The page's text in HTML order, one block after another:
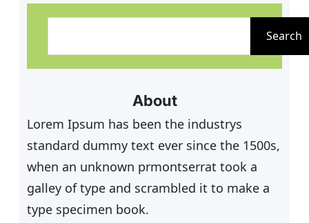
entscheidenden Bälle des
Sommers, die ersten Eindrücke
zum neuen Hallenboden und
n
Search
About
Lorem Ipsum has been the industrys
standard dummy text ever since the 1500s,
when an unknown prmontserrat took a
galley of type and scrambled it to make a
type specimen book.